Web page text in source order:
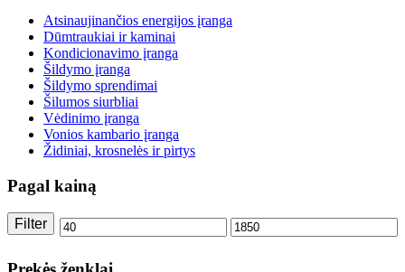
Atsinaujinančios energijos įranga
Dūmtraukiai ir kaminai
Kondicionavimo įranga
Šildymo įranga
Šildymo sprendimai
Šilumos siurbliai
Vėdinimo įranga
Vonios kambario įranga
Židiniai, krosnelės ir pirtys
Pagal kainą
Min Max
Filter